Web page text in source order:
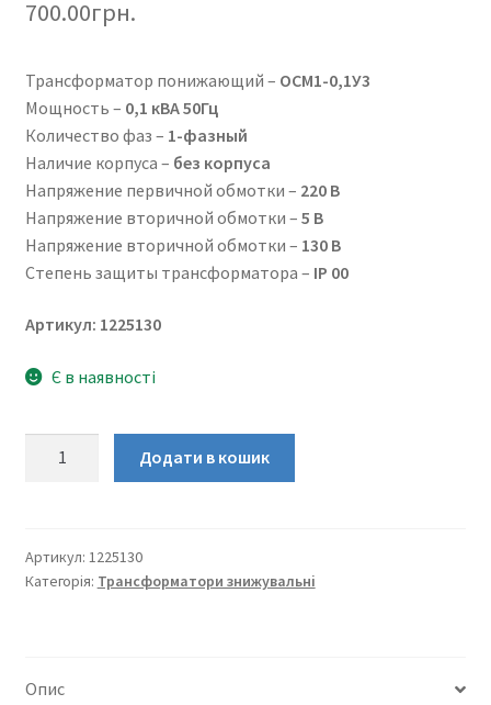
700.00грн.
Трансформатор понижающий – ОСМ1-0,1У3
Мощность – 0,1 кВА 50Гц
Количество фаз – 1-фазный
Наличие корпуса – без корпуса
Напряжение первичной обмотки – 220 В
Напряжение вторичной обмотки – 5 В
Напряжение вторичной обмотки – 130 В
Степень защиты трансформатора – IР 00
Артикул: 1225130
Є в наявності
понижающий
кількість
Додати в кошик
Артикул: 1225130
Категорія: Трансформатори знижувальні
Опис